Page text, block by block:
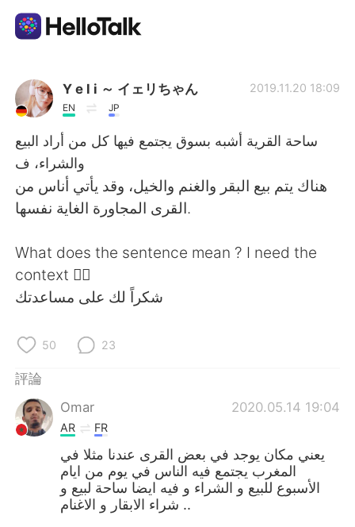
語言交換應用
AI Grammar Checker
繁體中文
Español
Русский
Indonesia
Türkçe Tiếng Việt
Y e l i ～ イェリちゃん
EN JP
2019.11.20 18:09
ساحة القرية أشبه بسوق يجتمع فيها كل من أراد البيع
والشراء، ف
هناك يتم بيع البقر والغنم والخيل، وقد يأتي أناس من
القرى المجاورة الغاية نفسها.
What does the sentence mean ? I need the
context 🙆‍♀️
شكراً لك على مساعدتك
50 23
評論
Omar
2020.05.14 19:04
AR FR
يعني مكان يوجد في بعض القرى عندنا مثلا في
المغرب يجتمع فيه الناس في يوم من ايام
الأسبوع للبيع و الشراء و فيه ايضا ساحة لبيع و
شراء الابقار و الاغنام ..